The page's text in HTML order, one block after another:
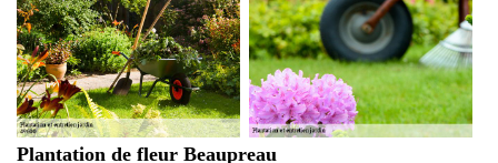
Plantation de fleur Beaupreau